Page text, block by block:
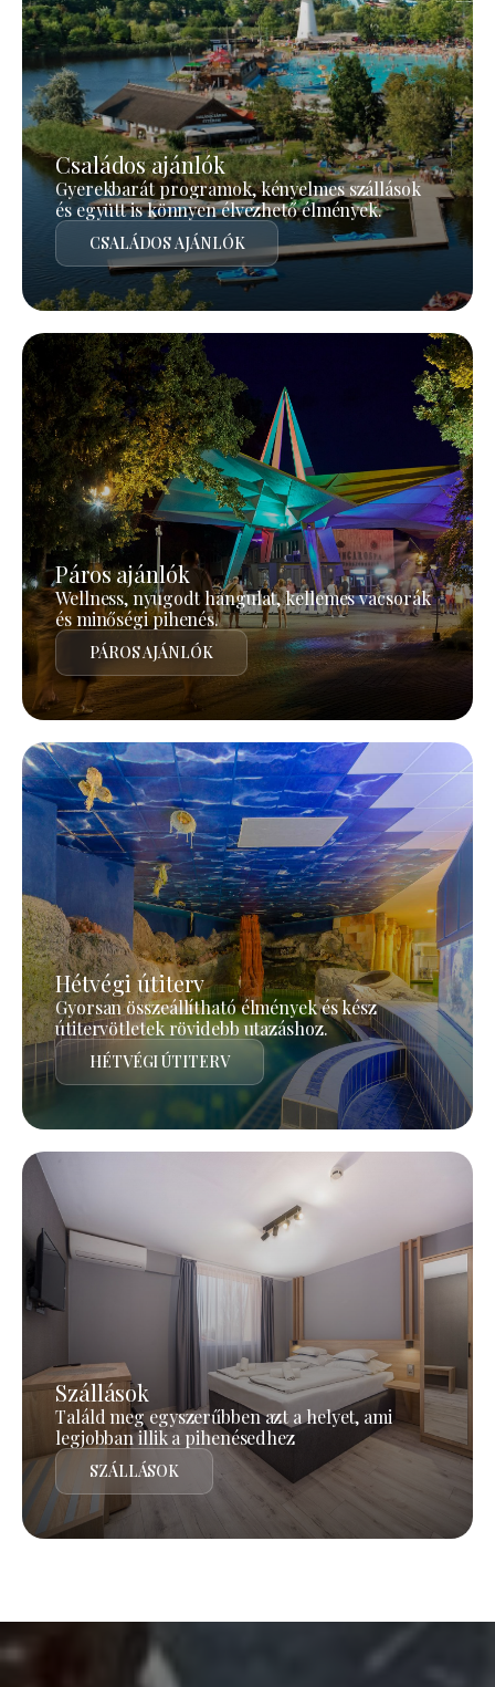
Családos ajánlók
Gyerekbarát programok, kényelmes szállások
és együtt is könnyen élvezhető élmények.
CSALÁDOS AJÁNLÓK
Páros ajánlók
Wellness, nyugodt hangulat, kellemes vacsorák
és minőségi pihenés.
PÁROS AJÁNLÓK
Hétvégi útiterv
Gyorsan összeállítható élmények és kész
útitervötletek rövidebb utazáshoz.
HÉTVÉGI ÚTITERV
Szállások
Találd meg egyszerűbben azt a helyet, ami
legjobban illik a pihenésedhez
SZÁLLÁSOK